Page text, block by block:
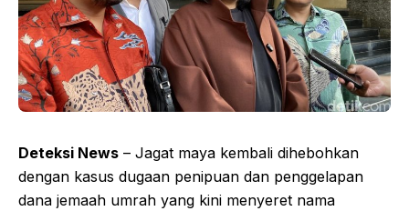
Deteksi News – Jagat maya kembali dihebohkan
dengan kasus dugaan penipuan dan penggelapan
dana jemaah umrah yang kini menyeret nama